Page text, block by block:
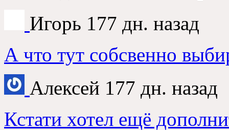
Игорь 177 дн. назад
А что тут собсвенно
Алексей 177 дн. назад
Кстати хотел ещё